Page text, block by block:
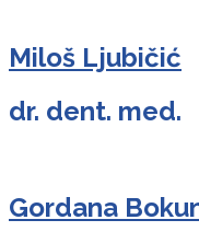
Miloš Ljubičić
dr. dent. med.
Gordana